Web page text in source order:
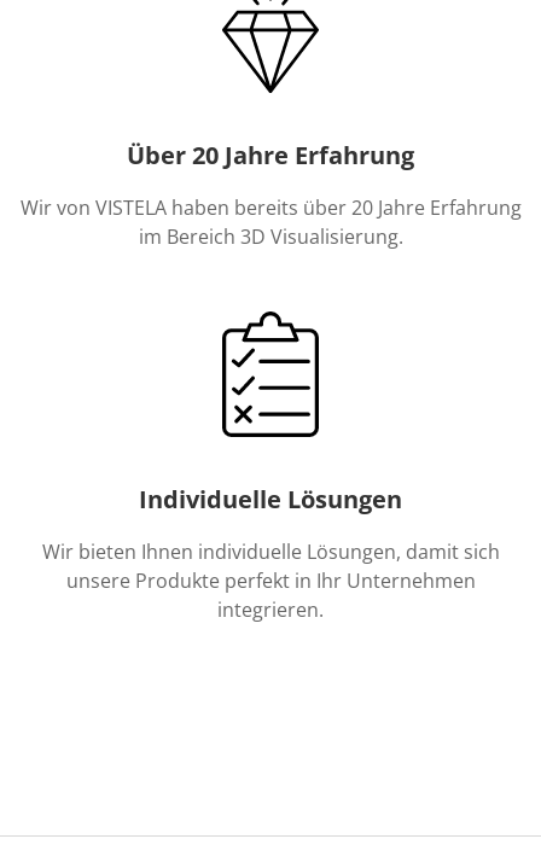
Über 20 Jahre Erfahrung
Wir von VISTELA haben bereits über 20 Jahre Erfahrung
im Bereich 3D Visualisierung.
Individuelle Lösungen
Wir bieten Ihnen individuelle Lösungen, damit sich
unsere Produkte perfekt in Ihr Unternehmen
integrieren.